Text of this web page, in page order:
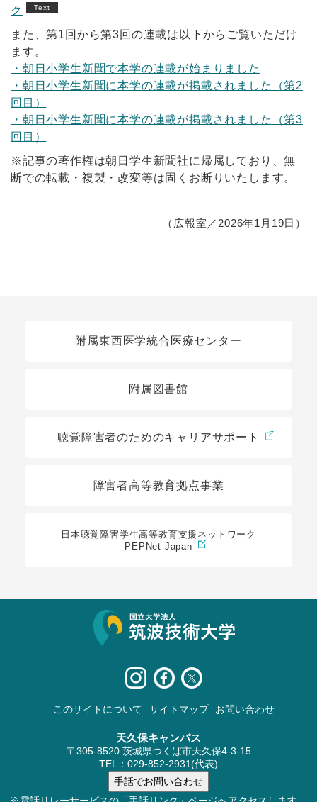
ク
また、第1回から第3回の連載は以下からご覧いただけ
ます。
・朝日小学生新聞で本学の連載が始まりました
・朝日小学生新聞に本学の連載が掲載されました（第2
回目）
・朝日小学生新聞に本学の連載が掲載されました（第3
回目）
※記事の著作権は朝日学生新聞社に帰属しており、無
断での転載・複製・改変等は固くお断りいたします。
（広報室／2026年1月19日）
附属東西医学統合医療センター
附属図書館
聴覚障害者のためのキャリアサポート
障害者高等教育拠点事業
日本聴覚障害学生高等教育支援ネットワーク
PEPNet-Japan
このサイトについて サイトマップ お問い合わせ
天久保キャンパス
〒305-8520 茨城県つくば市天久保4-3-15
TEL：029-852-2931(代表)